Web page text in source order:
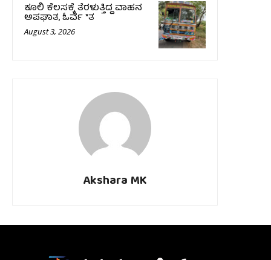
ಕೂಲಿ ಕೆಲಸಕ್ಕೆ ತೆರಳುತ್ತಿದ್ದ ವಾಹನ
ಅಪಘಾತ, ಓರ್ವ *ತ
August 3, 2026
Akshara MK